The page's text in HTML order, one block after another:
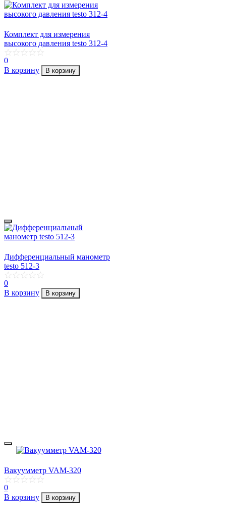
Комплект для измерения
высокого давления testo 312-4
0
В корзину
В корзину
Дифференциальный манометр
testo 512-3
0
В корзину
В корзину
Вакуумметр VAM-320
0
В корзину
В корзину